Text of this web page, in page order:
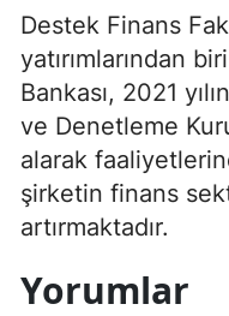
Destek Finans
yatırımlarından
Bankası, 2021
ve Denetleme
alarak
şirketin finans
artırmaktadır.
Yorumlar